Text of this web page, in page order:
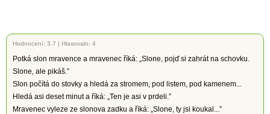
Hodnocení: 3.7 | Hlasovalo: 4
Potká slon mravence a mravenec říká: „Slone, pojď si zahrát na schovku.
Slone, ale pikáš.”
Slon počítá do stovky a hledá za stromem, pod listem, pod kamenem...
Hledá asi deset minut a říká: „Ten je asi v prdeli.”
Mravenec vyleze ze slonova zadku a říká: „Slone, ty jsi koukal...”